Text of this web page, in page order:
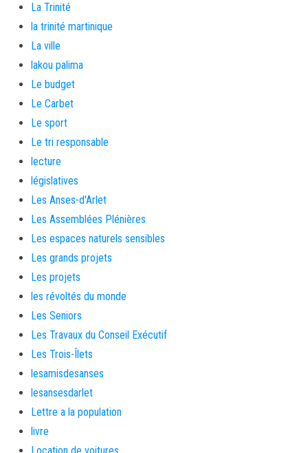
La Trinité
la trinité martinique
La ville
lakou palima
Le budget
Le Carbet
Le sport
Le tri responsable
lecture
législatives
Les Anses-d'Arlet
Les Assemblées Plénières
Les espaces naturels sensibles
Les grands projets
Les projets
les révoltés du monde
Les Seniors
Les Travaux du Conseil Exécutif
Les Trois-Îlets
lesamisdesanses
lesansesdarlet
Lettre a la population
livre